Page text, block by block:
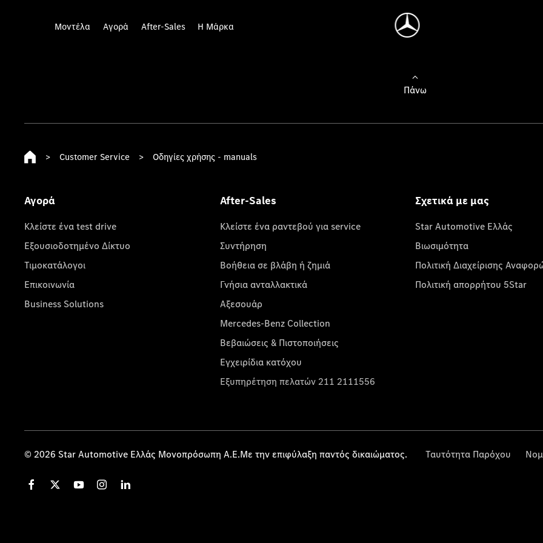
Μοντέλα Αγορά After-Sales Η Μάρκα
Πάνω
> Customer Service > Οδηγίες χρήσης - manuals
Αγορά
Κλείστε ένα test drive
Εξουσιοδοτημένο Δίκτυο
Τιμοκατάλογοι
Επικοινωνία
Business Solutions
After-Sales
Κλείστε ένα ραντεβού για service
Συντήρηση
Βοήθεια σε βλάβη ή ζημιά
Γνήσια ανταλλακτικά
Αξεσουάρ
Mercedes-Benz Collection
Βεβαιώσεις & Πιστοποιήσεις
Εγχειρίδια κατόχου
Εξυπηρέτηση πελατών 211 2111556
Σχετικά με μας
Star Automotive Ελλάς
Βιωσιμότητα
Πολιτική Διαχείρισης
Πολιτική απορρήτου 5Star
© 2026 Star Automotive Ελλάς Μονοπρόσωπη Α.Ε.Με την επιφύλαξη παντός δικαιώματος. Ταυτότητα Παρόχου